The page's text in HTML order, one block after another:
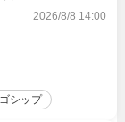
2026/8/8 14:00
ゴシップ